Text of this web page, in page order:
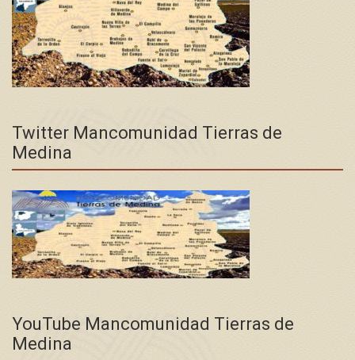
Twitter Mancomunidad Tierras de
Medina
YouTube Mancomunidad Tierras de
Medina